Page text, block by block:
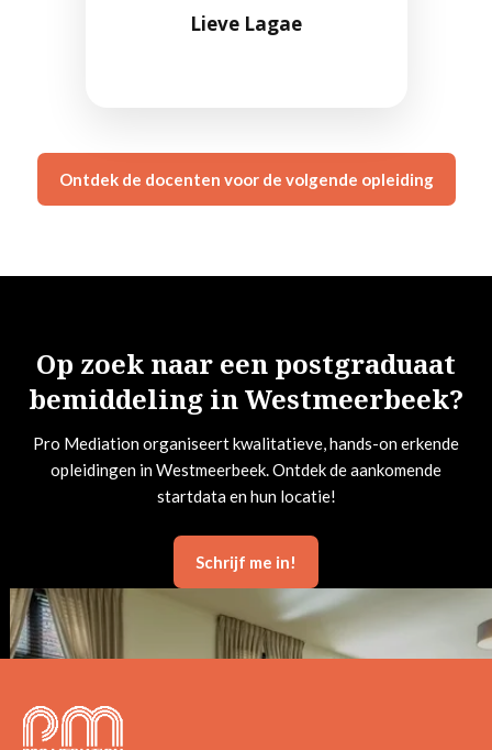
Lieve Lagae
Ontdek de docenten voor de volgende opleiding
Op zoek naar een postgraduaat
bemiddeling in Westmeerbeek?
Pro Mediation organiseert kwalitatieve, hands-on erkende
opleidingen in Westmeerbeek. Ontdek de aankomende
startdata en hun locatie!
Schrijf me in!